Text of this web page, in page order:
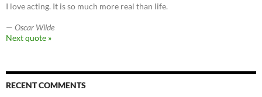
I love acting. It is so much more real than life.
— Oscar Wilde
Next quote »
RECENT COMMENTS